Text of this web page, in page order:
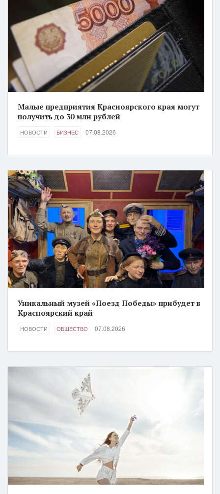
Малые предприятия Красноярского края могут
получить до 30 млн рублей
НОВОСТИ БИЗНЕС 07.08.2026
Уникальный музей «Поезд Победы» прибудет в
Красноярский край
НОВОСТИ ОБЩЕСТВО 07.08.2026